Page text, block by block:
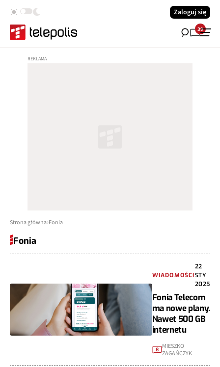
Zaloguj się
39
Strona główna Fonia
Fonia
WIADOMOŚCI
22
STY
2025
Fonia Telecom
ma nowe plany.
Nawet 500 GB
internetu
8 MIESZKO
ZAGAŃCZYK